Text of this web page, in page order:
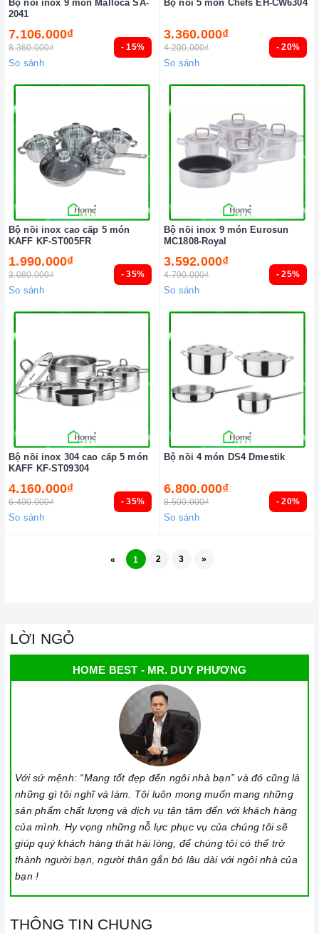
- 15%
Bộ nồi inox 9 món Malloca SA-
2041
7.106.000₫
8.360.000₫
So sánh
- 20%
Bộ nồi 5 món Chefs EH-CW6304
3.360.000₫
4.200.000₫
So sánh
- 35%
Bộ nồi inox cao cấp 5 món
KAFF KF-ST005FR
1.990.000₫
3.080.000₫
So sánh
- 25%
Bộ nồi inox 9 món Eurosun
MC1808-Royal
3.592.000₫
4.790.000₫
So sánh
- 35%
Bộ nồi inox 304 cao cấp 5 món
KAFF KF-ST09304
4.160.000₫
6.400.000₫
So sánh
- 20%
Bộ nồi 4 món DS4 Dmestik
6.800.000₫
8.500.000₫
So sánh
« 1 2 3 »
LỜI NGỎ
HOME BEST - MR. DUY PHƯƠNG
Với sứ mệnh: “Mang tốt đẹp đến ngôi nhà bạn” và đó cũng là
những gì tôi nghĩ và làm. Tôi luôn mong muốn mang những
sản phẩm chất lượng và dịch vụ tận tâm đến với khách hàng
của mình. Hy vọng những nỗ lực phục vụ của chúng tôi sẽ
giúp quý khách hàng thật hài lòng, để chúng tôi có thể trở
thành người bạn, người thân gắn bó lâu dài với ngôi nhà của
bạn !
THÔNG TIN CHUNG